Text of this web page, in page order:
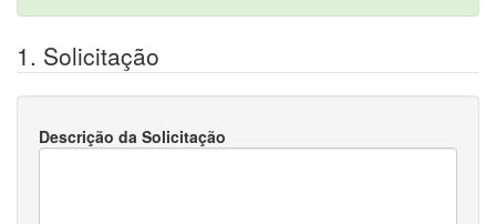
1. Solicitação
Descrição da Solicitação